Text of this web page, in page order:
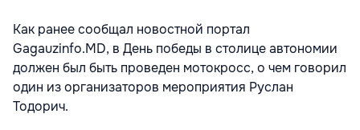
Как ранее сообщал новостной портал
Gagauzinfo.MD, в День победы в столице автономии
должен был быть проведен мотокросс, о чем говорил
один из организаторов мероприятия Руслан
Тодорич.